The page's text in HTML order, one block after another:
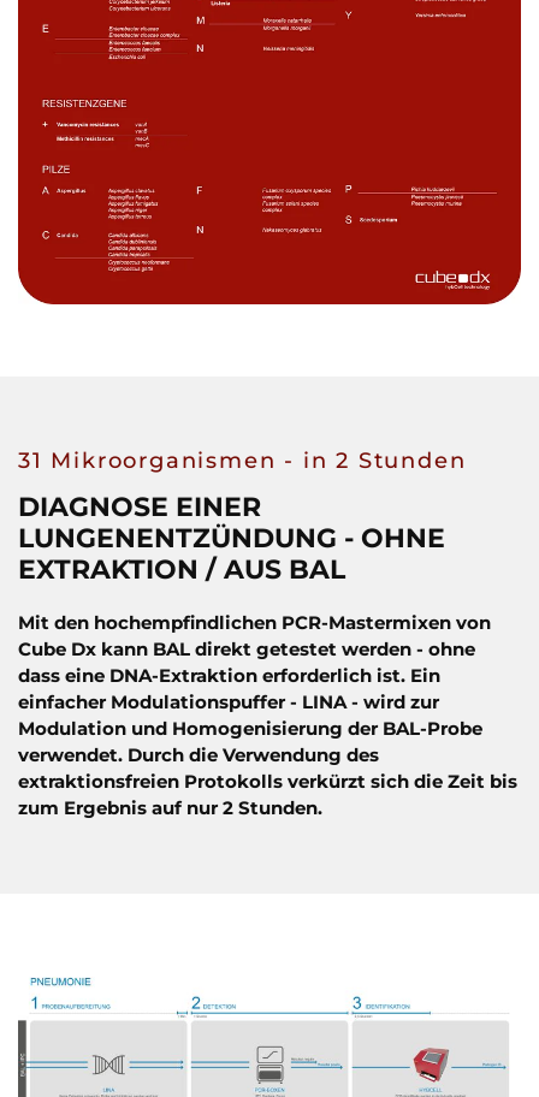
31 Mikroorganismen - in 2 Stunden
DIAGNOSE EINER
LUNGENENTZÜNDUNG - OHNE
EXTRAKTION / AUS BAL
Mit den hochempfindlichen PCR-Mastermixen von
Cube Dx kann BAL direkt getestet werden - ohne
dass eine DNA-Extraktion erforderlich ist. Ein
einfacher Modulationspuffer - LINA - wird zur
Modulation und Homogenisierung der BAL-Probe
verwendet. Durch die Verwendung des
extraktionsfreien Protokolls verkürzt sich die Zeit bis
zum Ergebnis auf nur 2 Stunden.